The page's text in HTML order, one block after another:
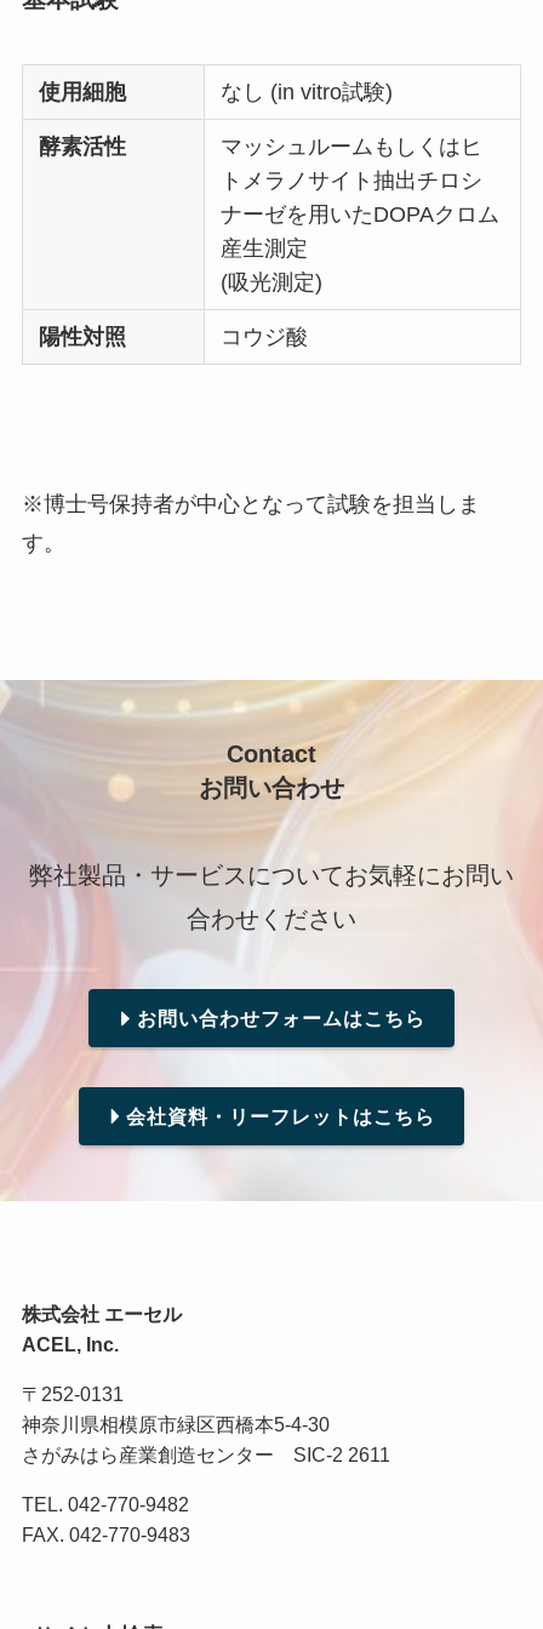
使用細胞 なし (in vitro試験)
酵素活性
マッシュルームもしくはヒ
トメラノサイト抽出チロシ
ナーゼを用いたDOPAクロム
産生測定
(吸光測定)
陽性対照 コウジ酸
※博士号保持者が中心となって試験を担当しま
す。
Contact
お問い合わせ
弊社製品・サービスについてお気軽にお問い
合わせください
お問い合わせフォームはこちら
会社資料・リーフレットはこちら
株式会社 エーセル
ACEL, Inc.
〒252-0131
神奈川県相模原市緑区西橋本5-4-30
さがみはら産業創造センター SIC-2 2611
TEL. 042-770-9482
FAX. 042-770-9483